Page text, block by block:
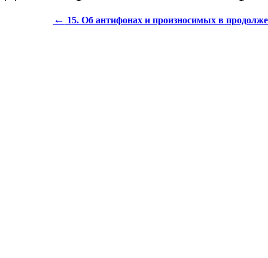
← 15. Об антифонах и произносимых в